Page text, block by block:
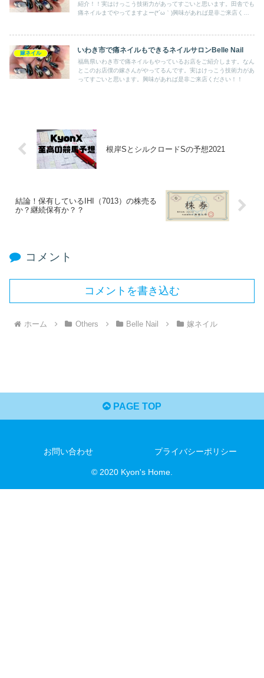
紹介！！実はけっこう技術力があってすごいと思います。田舎でも
痛ネイルまでやってますよー(*´ω｀)興味があれば是非ご来店くだ
嫁ネイル いわき市で痛ネイルもできるネイルサロンBelle Nail
福島県いわき市で痛ネイルもやっているお店をご紹介します。なん
とこのお店僕の嫁さんがやってるんです。実はけっこう技術力があ
ってすごいと思います。興味があれば是非ご来店ください！！
根岸SとシルクロードSの予想2021
結論！保有しているIHI（7013）の株売る
か？継続保有か？？
コメント
コメントを書き込む
ホーム Others Belle Nail 嫁ネイル
PAGE TOP
お問い合わせ プライバシーポリシー
© 2020 Kyon's Home.